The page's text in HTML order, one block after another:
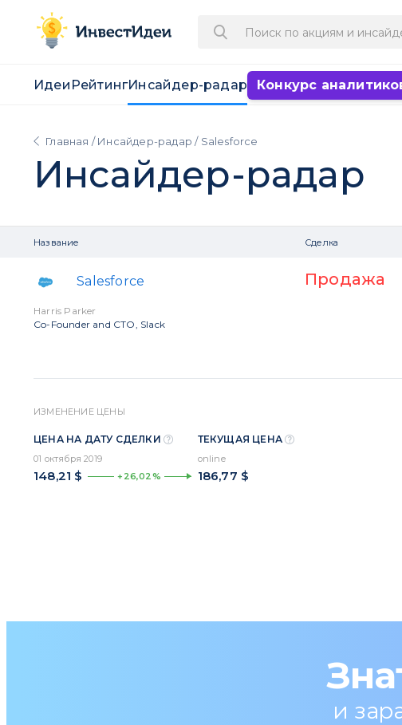
Идеи РейтингИнсайдер-радар Конкурс
Главная /Инсайдер-радар / Salesforce
Инсайдер-радар
Название Сделка
Salesforce
Harris Parker
Co-Founder and CTO, Slack
Продажа
ИЗМЕНЕНИЕ ЦЕНЫ
ЦЕНА НА ДАТУ СДЕЛКИ
01 октября 2019
148,21 $ +26,02%
ТЕКУЩАЯ ЦЕНА
online
186,77 $
и